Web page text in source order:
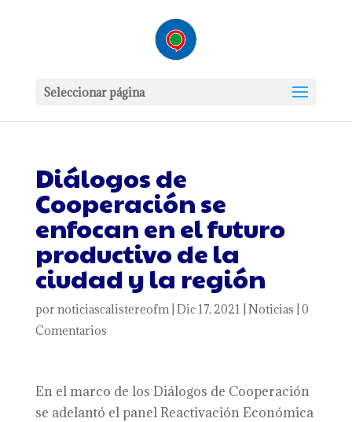
Seleccionar página
Diálogos de
Cooperación se
enfocan en el futuro
productivo de la
ciudad y la región
por noticiascalistereofm| Dic 17, 2021 Noticias 0
Comentarios
En el marco de los Diálogos de Cooperación
se adelantó el panel Reactivación Económica